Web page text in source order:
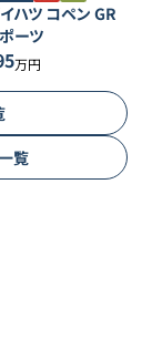
ハツ コペン GR
ーツ
万円
覧